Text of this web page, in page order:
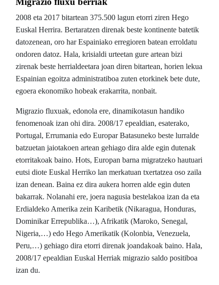
2008 eta 2017 bitartean 375.500 lagun etorri ziren Hego
Euskal Herrira. Bertaratzen direnak beste kontinente batetik
datozenean, oro har Espainiako erregioren batean erroldatu
ondoren datoz. Hala, krisialdi urteetan gure artean bizi
zirenak beste herrialdeetara joan diren bitartean, horien lekua
Espainian egoitza administratiboa zuten etorkinek bete dute,
egoera ekonomiko hobeak erakarrita, nonbait.
Migrazio fluxuak, edonola ere, dinamikotasun handiko
fenomenoak izan ohi dira. 2008/17 epealdian, esaterako,
Portugal, Errumania edo Europar Batasuneko beste lurralde
batzuetan jaiotakoen artean gehiago dira alde egin dutenak
etorritakoak baino. Hots, Europan barna migratzeko hautuari
eutsi diote Euskal Herriko lan merkatuan txertatzea oso zaila
izan denean. Baina ez dira aukera horren alde egin duten
bakarrak. Nolanahi ere, joera nagusia bestelakoa izan da eta
Erdialdeko Amerika zein Karibetik (Nikaragua, Honduras,
Dominikar Errepublika…), Afrikatik (Maroko, Senegal,
Nigeria,…) edo Hego Amerikatik (Kolonbia, Venezuela,
Peru,…) gehiago dira etorri direnak joandakoak baino. Hala,
2008/17 epealdian Euskal Herriak migrazio saldo positiboa
izan du.